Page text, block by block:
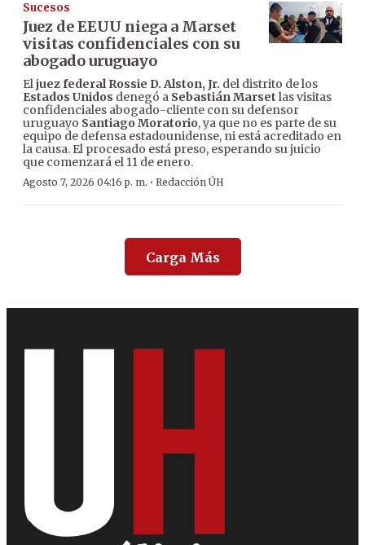
Sucesos
Juez de EEUU niega a Marset
visitas confidenciales con su
abogado uruguayo
Eljuez federal Rossie D. Alston, Jr. del distrito de los
Estados Unidos denegó a Sebastián Marset las visitas
confidenciales abogado-cliente con su defensor
uruguayo Santiago Moratorio, ya que no es parte de su
equipo de defensa estadounidense, ni está acreditado en
la causa. El procesado está preso, esperando su juicio
que comenzará el 11 de enero.
Agosto 7, 2026 04:16 p. m. · Redacción ÚH
Carga Más